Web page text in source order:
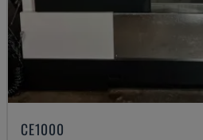
CE1000